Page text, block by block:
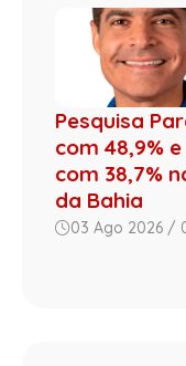
Pesquisa
com 48,9%
com 38,7%
da Bahia
03 Ago 2026 /